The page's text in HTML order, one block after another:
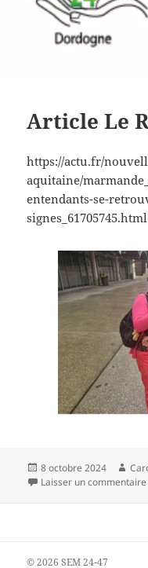
Article Le
https://actu.fr/
aquitaine/
entendants-se-
signes_61705745.html
Publié
le
8 octobre 2024
Laisser un commentaire
© 2026 SEM 24-47